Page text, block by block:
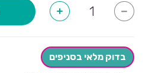
-
של
חיפה
+
בדוק מלאי בסניפים